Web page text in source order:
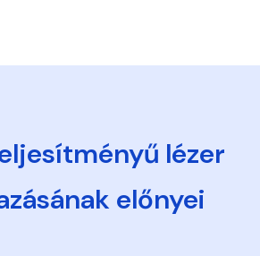
lézer
előnyei